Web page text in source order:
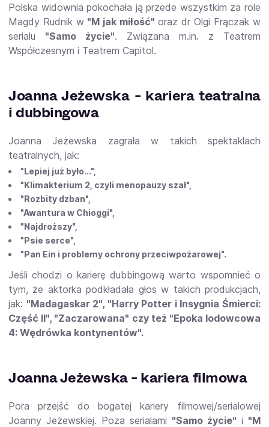
Polska widownia pokochała ją przede wszystkim za role
Magdy Rudnik w"M jak miłość" oraz dr Olgi Frączak w
serialu "Samo życie". Związana m.in. z Teatrem
Współczesnym i Teatrem Capitol.
Joanna Jeżewska - kariera teatralna
i dubbingowa
Joanna Jeżewska zagrała w takich spektaklach
teatralnych, jak:
"Lepiej już było...",
"Klimakterium 2, czyli menopauzy szał",
"Rozbity dzban",
"Awantura w Chioggi",
"Najdroższy",
"Psie serce",
"Pan Ein i problemy ochrony przeciwpożarowej".
Jeśli chodzi o karierę dubbingową warto wspomnieć o
tym, że aktorka podkładała głos w takich produkcjach,
jak: "Madagaskar 2", "Harry Potter i Insygnia Śmierci:
Część II", "Zaczarowana" czy też "Epoka lodowcowa
4: Wędrówka kontynentów".
Joanna Jeżewska - kariera filmowa
Pora przejść do bogatej kariery filmowej/serialowej
Joanny Jeżewskiej. Poza serialami "Samo życie" i "M